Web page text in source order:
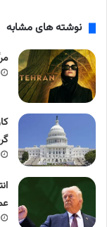
نوشته های مشابه